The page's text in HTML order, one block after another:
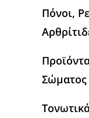
Πόνοι,
Σώματος